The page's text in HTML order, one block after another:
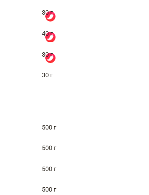
30 г
40 г
30 г
30 г
500 г
500 г
500 г
500 г